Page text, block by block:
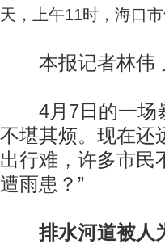
天，上午11时，海口
本报记者林伟
4月7日的一场暴
不堪其烦。现在还
出行难，许多市民
遭雨患？”
排水河道被人